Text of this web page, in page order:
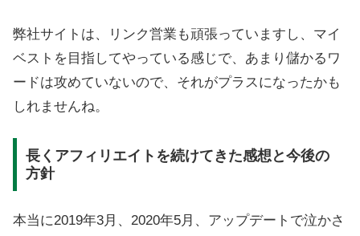
弊社サイトは、リンク営業も頑張っていますし、マイ
ベストを目指してやっている感じで、あまり儲かるワ
ードは攻めていないので、それがプラスになったかも
しれませんね。
長くアフィリエイトを続けてきた感想と今後の
方針
本当に2019年3月、2020年5月、アップデートで泣かさ